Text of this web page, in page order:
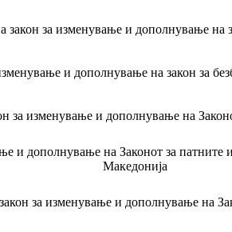
закон за изменување и дополнување на
и дополнување на закон за
за изменување и дополнување на
и дополнување на Законот за патните
Македонија
за изменување и дополнување на